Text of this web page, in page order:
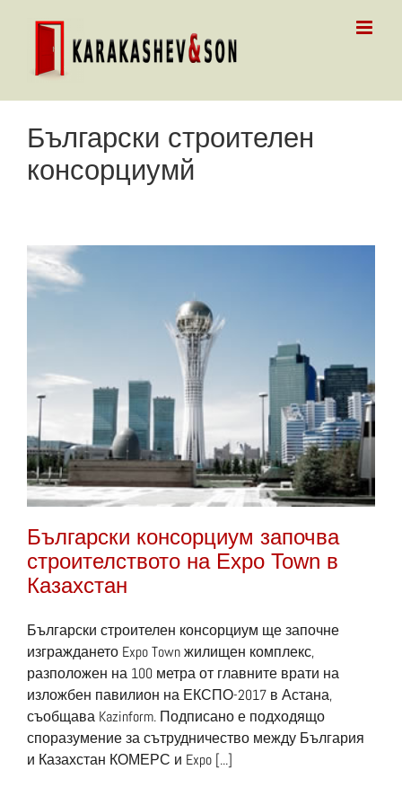
Български строителен
консорциумй
Български консорциум започва
строителството на Expo Town в
Казахстан
Български строителен консорциум ще започне
изграждането Expo Town жилищен комплекс,
разположен на 100 метра от главните врати на
изложбен павилион на ЕКСПО-2017 в Астана,
съобщава Kazinform. Подписано е подходящо
споразумение за сътрудничество между България
и Казахстан КОМЕРС и Expo [...]